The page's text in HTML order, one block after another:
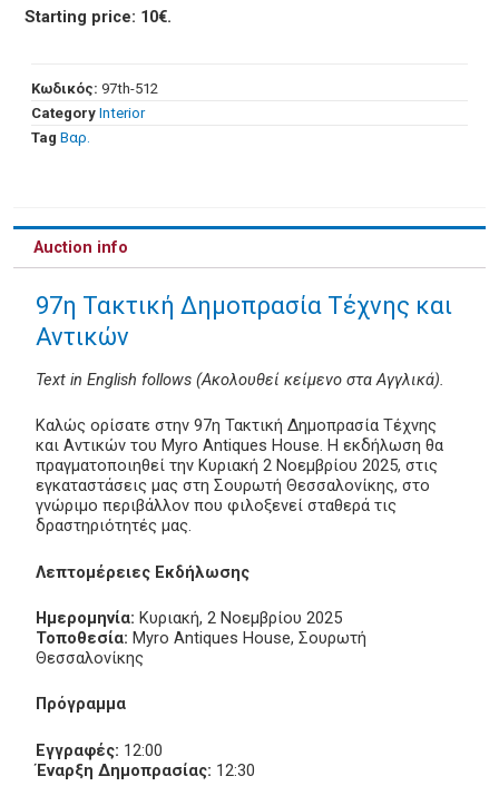
Starting price: 10€.
Κωδικός: 97th-512
Category Interior
Tag Βαρ.
Auction info
97η Τακτική Δημοπρασία Τέχνης και
Αντικών
Text in English follows (Ακολουθεί κείμενο στα Αγγλικά).
Καλώς ορίσατε στην 97η Τακτική Δημοπρασία Τέχνης
και Αντικών του Myro Antiques House. Η εκδήλωση θα
πραγματοποιηθεί την Κυριακή 2 Νοεμβρίου 2025, στις
εγκαταστάσεις μας στη Σουρωτή Θεσσαλονίκης, στο
γνώριμο περιβάλλον που φιλοξενεί σταθερά τις
δραστηριότητές μας.
Λεπτομέρειες Εκδήλωσης
Ημερομηνία: Κυριακή, 2 Νοεμβρίου 2025
Τοποθεσία: Myro Antiques House, Σουρωτή
Θεσσαλονίκης
Πρόγραμμα
Εγγραφές: 12:00
Έναρξη Δημοπρασίας: 12:30